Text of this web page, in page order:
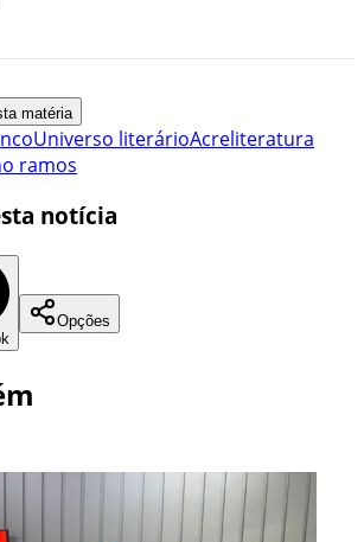
matéria
Universo literárioAcreliteratura
ramos
notícia
Opções